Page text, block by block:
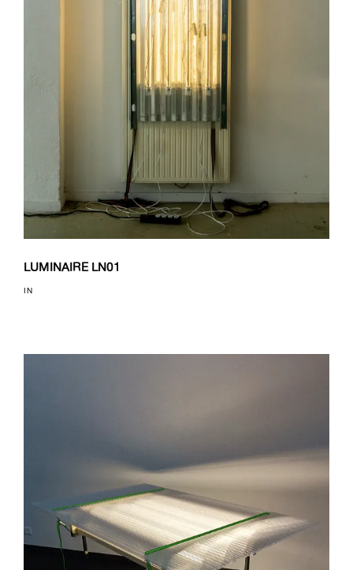
LUMINAIRE LN01
IN